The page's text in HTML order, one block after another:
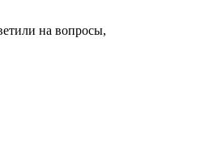
на вопросы,